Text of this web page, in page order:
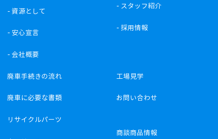
- 資源として
- 安心宣言
- 会社概要
- スタッフ紹介
- 採用情報
廃車手続きの流れ
廃車に必要な書類
リサイクルパーツ
工場見学
お問い合わせ
商談商品情報